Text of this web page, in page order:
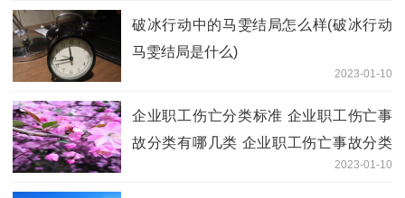
破冰行动中的马雯结局怎么样(破冰行动
马雯结局是什么)
2023-01-10
企业职工伤亡分类标准 企业职工伤亡事
故分类有哪几类 企业职工伤亡事故分类
2023-01-10